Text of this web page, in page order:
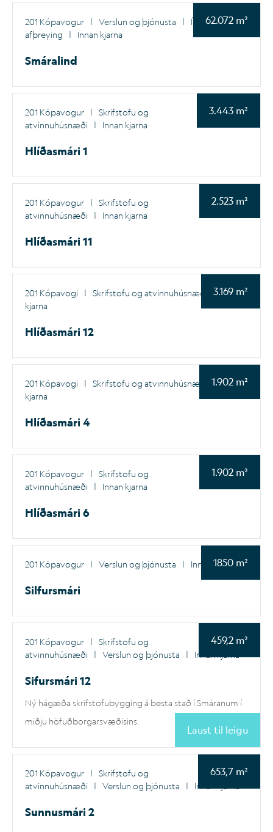
62.072 m²
201 Kópavogur | Verslun og þjónusta |
Íþróttir og
afþreying
| Innan kjarna
Smáralind
3.443 m²
201 Kópavogur | Skrifstofu og
atvinnuhúsnæði | Innan kjarna
Hlíðasmári 1
2.523 m²
201 Kópavogur | Skrifstofu og
atvinnuhúsnæði | Innan kjarna
Hlíðasmári 11
3.169 m²
201 Kópavogi | Skrifstofu og atvinnuhúsnæði | Innan
kjarna
Hlíðasmári 12
1.902 m²
201 Kópavogi | Skrifstofu og atvinnuhúsnæði |
Innan
kjarna
Hlíðasmári 4
1.902 m²
201 Kópavogur | Skrifstofu og
atvinnuhúsnæði | Innan kjarna
Hlíðasmári 6
1850 m²
201 Kópavogur | Verslun og þjónusta | Innan kjarna
Silfursmári
Laust til leigu
459,2 m²
201 Kópavogur | Skrifstofu og
atvinnuhúsnæði | Verslun og þjónusta | Innan kjarna
Sifursmári 12
Ný hágæða skrifstofubygging á besta stað í Smáranum í
miðju höfuðborgarsvæðisins.
653,7 m²
201 Kópavogur | Skrifstofu og
atvinnuhúsnæði | Verslun og þjónusta | Innan kjarna
Sunnusmári 2